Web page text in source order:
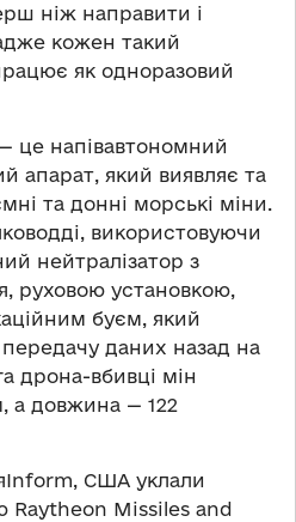
ніж направити і
кожен такий
як одноразовий
це напівавтономний
апарат, який виявляє та
та донні морські міни.
використовуючи
нейтралізатор з
руховою установкою,
буєм, який
даних назад на
дрона-вбивці мін
а довжина — 122
США уклали
Raytheon Missiles and